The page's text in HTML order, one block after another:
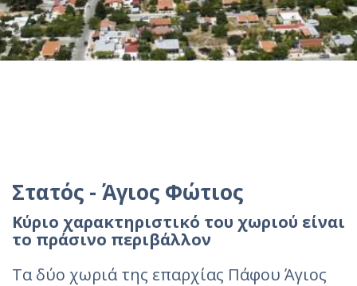
Στατός - Άγιος Φώτιος
Κύριο χαρακτηριστικό του χωριού είναι
το πράσινο περιβάλλον
Τα δύο χωριά της επαρχίας Πάφου Άγιος